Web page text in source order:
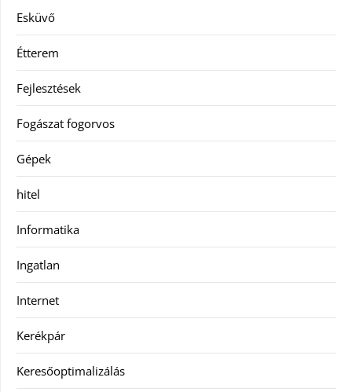
Esküvő
Étterem
Fejlesztések
Fogászat fogorvos
Gépek
hitel
Informatika
Ingatlan
Internet
Kerékpár
Keresőoptimalizálás